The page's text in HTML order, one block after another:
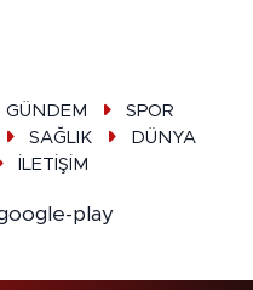
GÜNDEM
SPOR
SAĞLIK
DÜNYA
İLETİŞİM